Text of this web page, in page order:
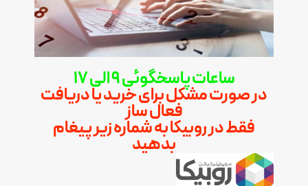
ساعات پاسخگوئی 9 الی 17
در صورت مشکل برای خرید یا دریافت
فعال ساز
فقط در روبیکا به شماره زیر پیغام
بدهید